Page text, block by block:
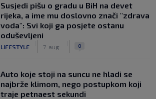
Susjedi pišu o gradu u BiH na devet
rijeka, a ime mu doslovno znači "zdrava
voda": Svi koji ga posjete ostanu
oduševljeni
LIFESTYLE 7. aug. 0
Auto koje stoji na suncu ne hladi se
najbrže klimom, nego postupkom koji
traje petnaest sekundi